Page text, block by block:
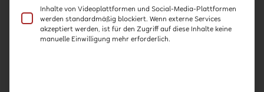
Inhalte von Videoplattformen und Social-Media-Plattformen
werden standardmäßig blockiert. Wenn externe Services
akzeptiert werden, ist für den Zugriff auf diese Inhalte keine
manuelle Einwilligung mehr erforderlich.